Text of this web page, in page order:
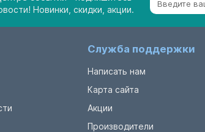
Новинки, скидки, акции.
Служба поддержки
Написать нам
Карта сайта
Акции
Производители